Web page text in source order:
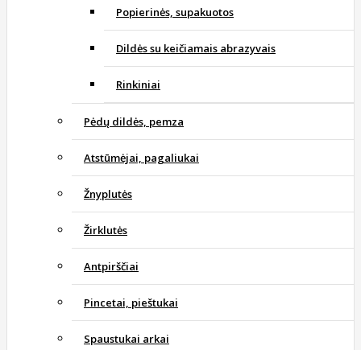
Popierinės, supakuotos
Dildės su keičiamais abrazyvais
Rinkiniai
Pėdų dildės, pemza
Atstūmėjai, pagaliukai
Žnyplutės
Žirklutės
Antpirščiai
Pincetai, pieštukai
Spaustukai arkai